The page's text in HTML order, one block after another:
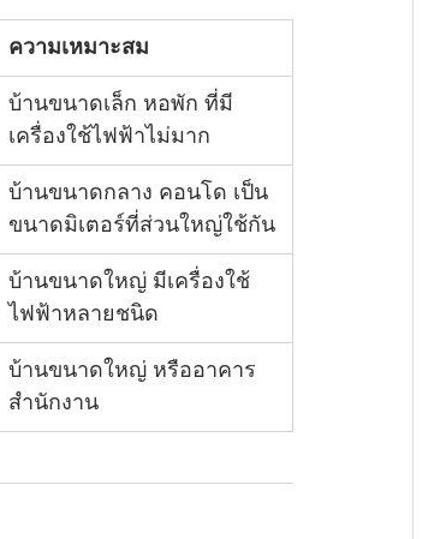
ความเหมาะสม
บ้านขนาดเล็ก หอพัก ที่มี
เครื่องใช้ไฟฟ้าไม่มาก
บ้านขนาดกลาง คอนโด เป็น
ขนาดมิเตอร์ที่ส่วนใหญ่ใช้กัน
บ้านขนาดใหญ่ มีเครื่องใช้
ไฟฟ้าหลายชนิด
บ้านขนาดใหญ่ หรืออาคาร
สำนักงาน